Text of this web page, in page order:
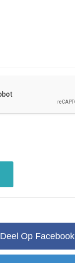
Deel Op Facebook